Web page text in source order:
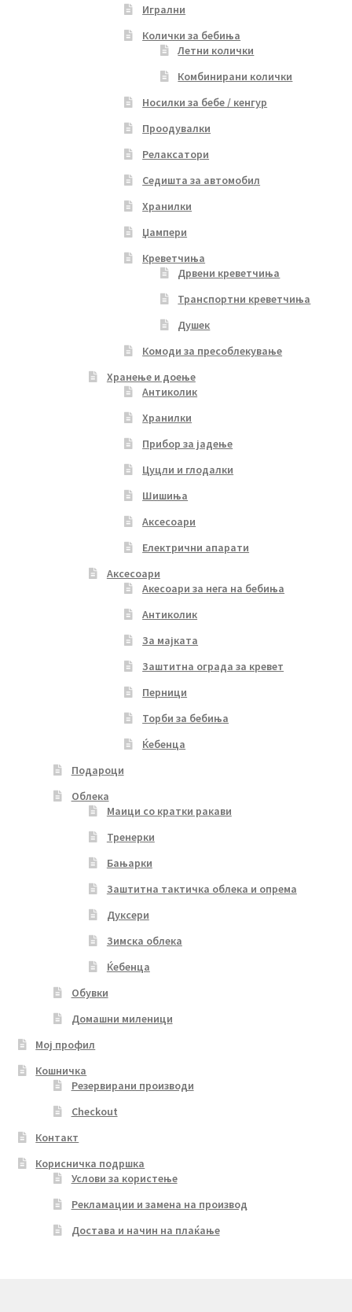
Игрални
Колички за бебиња
Летни колички
Комбинирани колички
Носилки за бебе / кенгур
Проодувалки
Релаксатори
Седишта за автомобил
Хранилки
Џампери
Креветчиња
Дрвени креветчиња
Транспортни креветчиња
Душек
Комоди за пресоблекување
Хранење и доење
Антиколик
Хранилки
Прибор за јадење
Цуцли и глодалки
Шишиња
Аксесоари
Електрични апарати
Аксесоари
Акесоари за нега на бебиња
Антиколик
За мајката
Заштитна ограда за кревет
Перници
Торби за бебиња
Ќебенца
Подароци
Облека
Маици со кратки ракави
Тренерки
Бањарки
Заштитна тактичка облека и опрема
Дуксери
Зимска облека
Ќебенца
Обувки
Домашни миленици
Мој профил
Кошничка
Резервирани производи
Checkout
Контакт
Корисничка подршка
Услови за користење
Рекламации и замена на производ
Достава и начин на плаќање